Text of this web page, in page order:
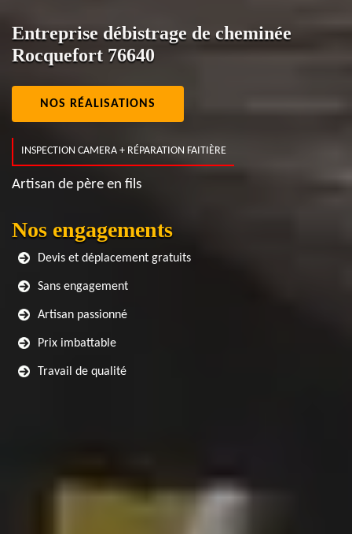
Entreprise débistrage de cheminée
Rocquefort 76640
NOS RÉALISATIONS
INSPECTION CAMERA + RÉPARATION FAITIÈRE
Artisan de père en fils
Nos engagements
Devis et déplacement gratuits
Sans engagement
Artisan passionné
Prix imbattable
Travail de qualité